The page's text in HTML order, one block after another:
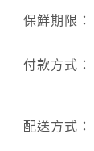
保鮮期限：
付款方式：
配送方式：